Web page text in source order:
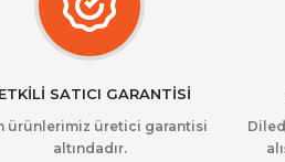
SATICI GARANTİSİ
ürünlerimiz üretici garantisi
altındadır.